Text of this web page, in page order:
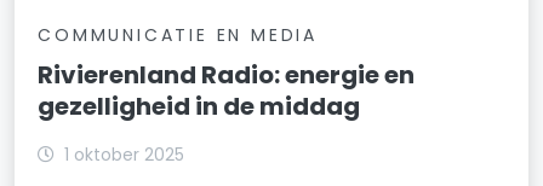
COMMUNICATIE EN MEDIA
Rivierenland Radio: energie en
gezelligheid in de middag
1 oktober 2025